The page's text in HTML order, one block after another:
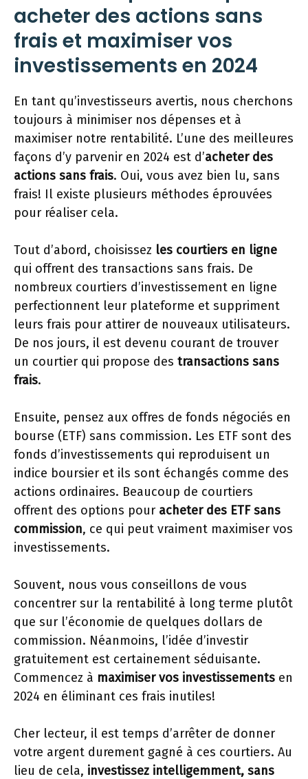
acheter des actions sans
frais et maximiser vos
investissements en 2024
En tant qu’investisseurs avertis, nous cherchons
toujours à minimiser nos dépenses et à
maximiser notre rentabilité. L’une des meilleures
façons d’y parvenir en 2024 est d’acheter des
actions sans frais. Oui, vous avez bien lu, sans
frais! Il existe plusieurs méthodes éprouvées
pour réaliser cela.
Tout d’abord, choisissez les courtiers en ligne
qui offrent des transactions sans frais. De
nombreux courtiers d’investissement en ligne
perfectionnent leur plateforme et suppriment
leurs frais pour attirer de nouveaux utilisateurs.
De nos jours, il est devenu courant de trouver
un courtier qui propose des transactions sans
frais.
Ensuite, pensez aux offres de fonds négociés en
bourse (ETF) sans commission. Les ETF sont des
fonds d’investissements qui reproduisent un
indice boursier et ils sont échangés comme des
actions ordinaires. Beaucoup de courtiers
offrent des options pour acheter des ETF sans
commission, ce qui peut vraiment maximiser vos
investissements.
Souvent, nous vous conseillons de vous
concentrer sur la rentabilité à long terme plutôt
que sur l’économie de quelques dollars de
commission. Néanmoins, l’idée d’investir
gratuitement est certainement séduisante.
Commencez à maximiser vos investissements en
2024 en éliminant ces frais inutiles!
Cher lecteur, il est temps d’arrêter de donner
votre argent durement gagné à ces courtiers. Au
lieu de cela, investissez intelligemment, sans